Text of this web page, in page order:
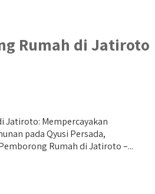
Rumah di Jatiroto
Jatiroto: Mempercayakan
pada Qyusi Persada,
Rumah di Jatiroto –...